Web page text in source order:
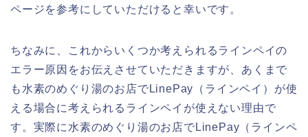
ページを参考にしていただけると幸いです。
ちなみに、これからいくつか考えられるラインペイの
エラー原因をお伝えさせていただきますが、あくまで
も水素のめぐり湯のお店でLinePay（ラインペイ）が使
える場合に考えられるラインペイが使えない理由で
す。実際に水素のめぐり湯のお店でLinePay（ラインペ